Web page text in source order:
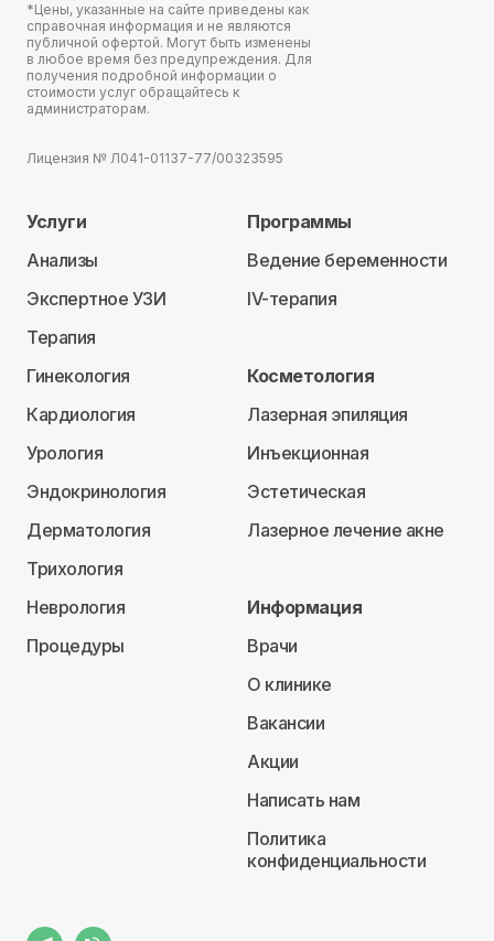
*Цены, указанные на сайте приведены как
справочная информация и не являются
публичной офертой. Могут быть изменены
в любое время без предупреждения. Для
получения подробной информации о
стоимости услуг обращайтесь к
администраторам.
Лицензия № Л041-01137-77/00323595
Услуги
Анализы
Экспертное УЗИ
Терапия
Гинекология
Кардиология
Урология
Эндокринология
Дерматология
Трихология
Неврология
Процедуры
Программы
Ведение беременности
IV-терапия
Косметология
Лазерная эпиляция
Инъекционная
Эстетическая
Лазерное лечение акне
Информация
Врачи
О клинике
Вакансии
Акции
Написать нам
Политика
конфиденциальности